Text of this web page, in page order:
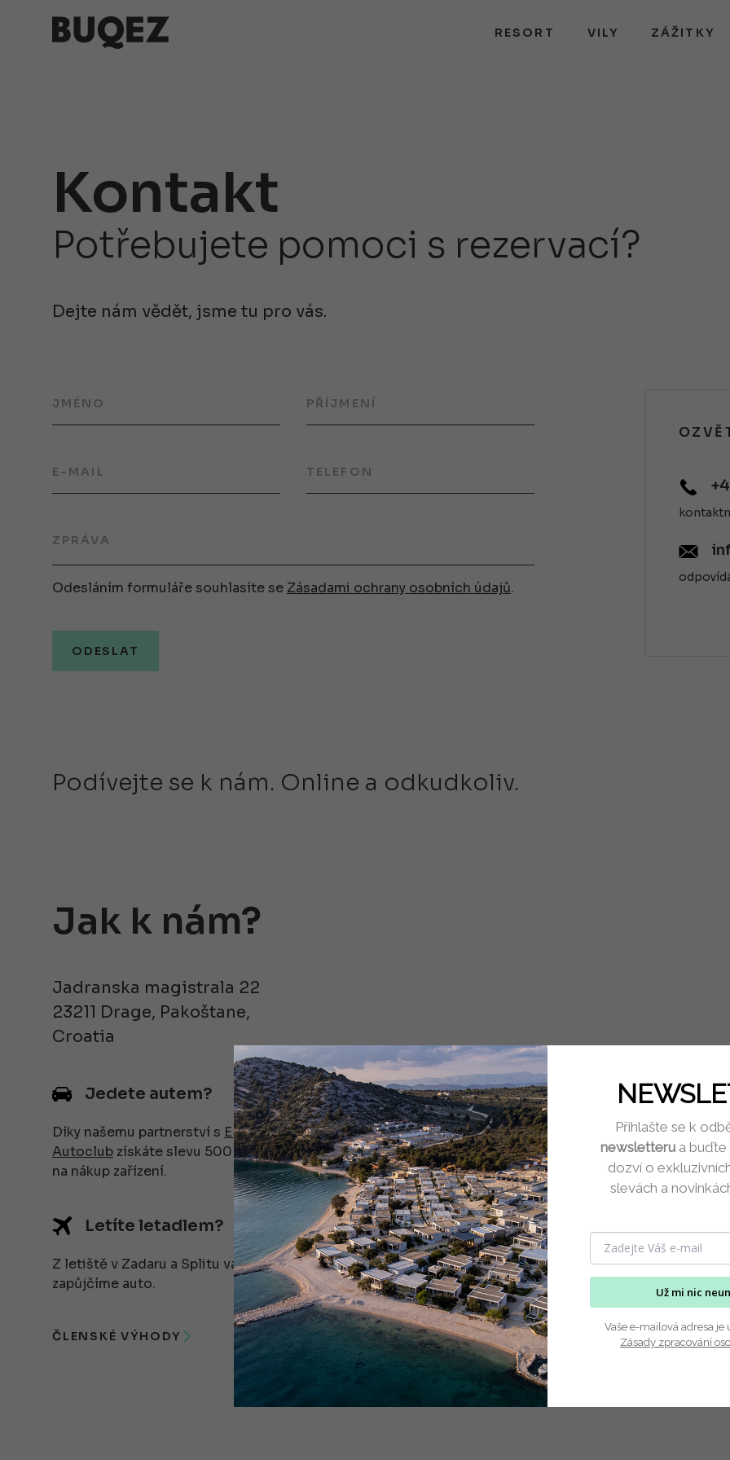
RESORT VILY ZÁŽITKY
Kontakt
Potřebujete pomoci s rezervací?
Dejte nám vědět, jsme tu pro vás.
JMÉNO PŘÍJMENÍ
E-MAIL TELEFON
ZPRÁVA
Odesláním formuláře souhlasíte se Zásadami ochrany osobních údajů.
Podívejte se k nám. Online a odkudkoliv.
Jak k nám?
Jadranska magistrala 22
23211 Drage, Pakoštane,
Croatia
Jedete autem?
Díky našemu partnerství s ENC
Autoclub získáte slevu 500 Kč
na nákup zařízení.
Letíte letadlem?
Z letiště v Zadaru a Splitu vám
zapůjčíme auto.
ČLENSKÉ VÝHODY
Přihlašte se k
newsletterua buďte
dozví o
slevách a
Už mi nic
Vaše e-mailová adresa je
Zásady zpracování